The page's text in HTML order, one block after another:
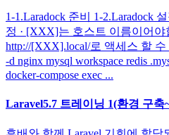
1-1.Laradock 준비 1-2.Laradock
정 · [XXX]는 호스트 이름이어야
http://[XXX].local/로 액세스 할 수
-d nginx mysql workspace redis
docker-compose exec ...
Laravel5.7 트레이닝 1(환경 구축